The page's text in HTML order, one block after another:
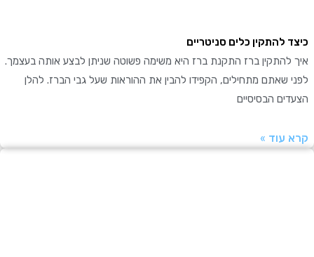
להתקין כלים סניטריים
ברז התקנת ברז היא משימה פשוטה שניתן לבצע אותה בעצמך.
שאתם מתחילים, הקפידו להבין את ההוראות שעל גבי הברז. להלן
הבסיסיים
»